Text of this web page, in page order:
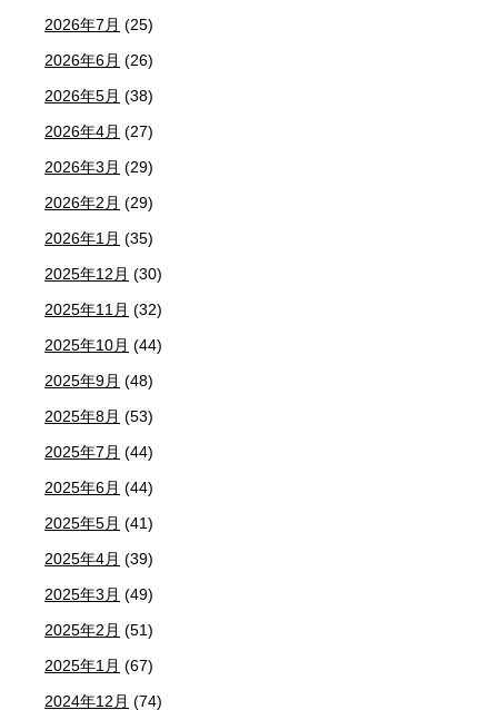
2026年7月 (25)
2026年6月 (26)
2026年5月 (38)
2026年4月 (27)
2026年3月 (29)
2026年2月 (29)
2026年1月 (35)
2025年12月 (30)
2025年11月 (32)
2025年10月 (44)
2025年9月 (48)
2025年8月 (53)
2025年7月 (44)
2025年6月 (44)
2025年5月 (41)
2025年4月 (39)
2025年3月 (49)
2025年2月 (51)
2025年1月 (67)
2024年12月 (74)